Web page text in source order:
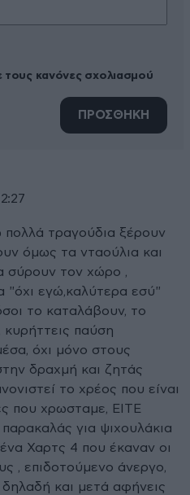
τους κανόνες σχολιασμού
ΠΡΟΣΘΗΚΗ
τραγούδια ξέρουν
όμως τα νταούλια και
σύρουν τον χώρο ,
"όχι εγώ,καλύτερα εσύ"
το καταλάβουν, το
κυρήττεις παύση
όχι μόνο στους
δραχμή και ζητάς
το χρέος που είναι
που χρωσταμε, ΕΙΤΕ
για ψιχουλάκια
Χαρτς 4 που έκαναν οι
, επιδοτούμενο άνεργο,
και μετά αφήνεις